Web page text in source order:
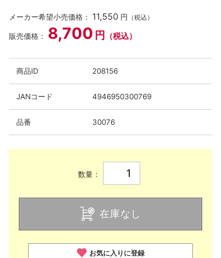
メーカー希望小売価格： 11,550 円 （税込）
販売価格： 8,700 円 （税込）
商品ID 208156
JANコード 4946950300769
品番 30076
数量：
在庫なし
お気に入りに登録